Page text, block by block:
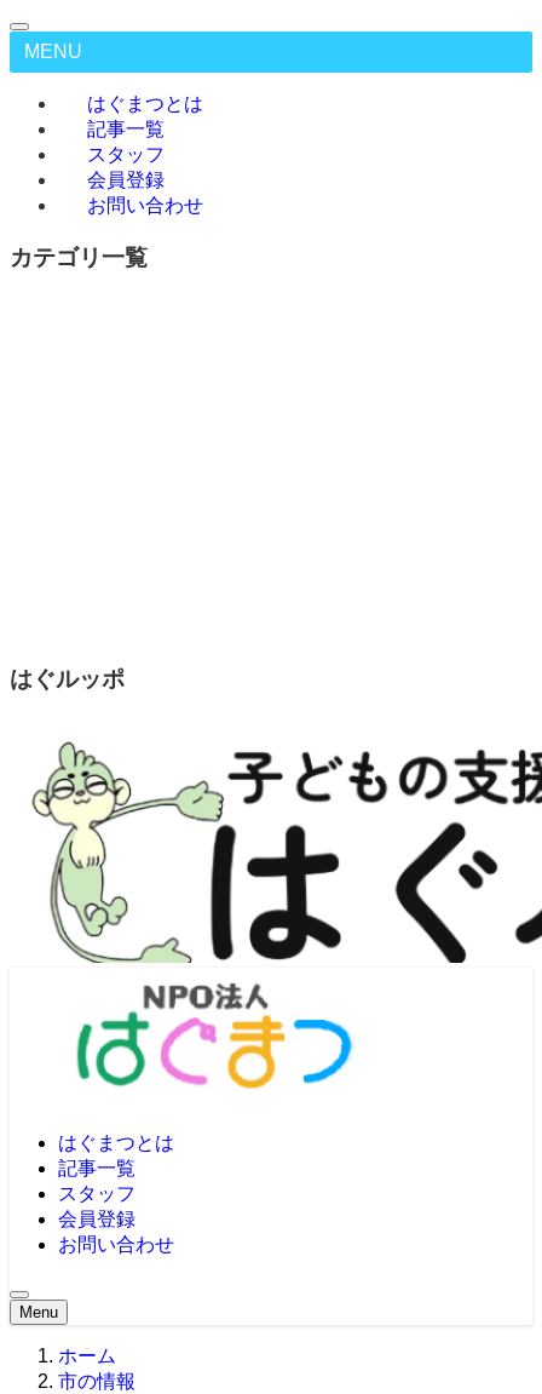
MENU
はぐまつとは
記事一覧
スタッフ
会員登録
お問い合わせ
カテゴリ一覧
はぐルッポ
はぐまつとは
記事一覧
スタッフ
会員登録
お問い合わせ
Menu
ホーム
市の情報